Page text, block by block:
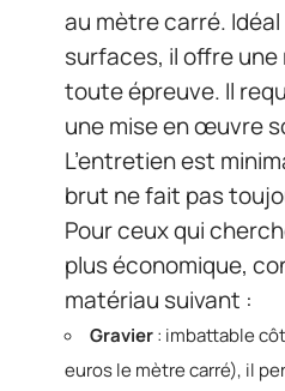
au mètre carré.
surfaces, il offre
toute épreuve. Il
une mise en œuvre
L’entretien est
brut ne fait pas
Pour ceux qui
plus économique,
matériau suivant :
Gravier: imbattable
euros le mètre carré), il